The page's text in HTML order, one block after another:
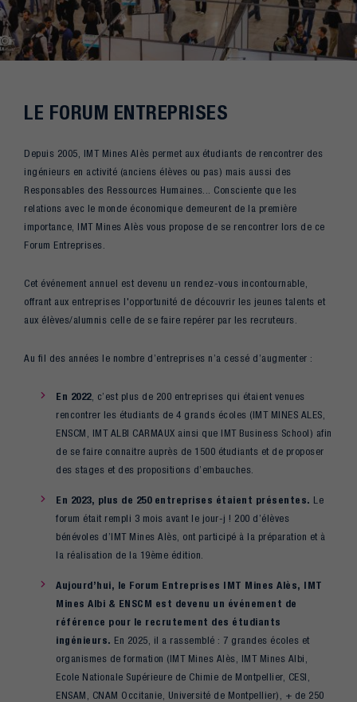
LE FORUM ENTREPRISES
Depuis 2005, IMT Mines Alès permet aux étudiants de rencontrer des
ingénieurs en activité (anciens élèves ou pas) mais aussi des
Responsables des Ressources Humaines... Consciente que les
relations avec le monde économique demeurent de la première
importance, IMT Mines Alès vous propose de se rencontrer lors de ce
Forum Entreprises.
Cet événement annuel est devenu un rendez-vous incontournable,
offrant aux entreprises l'opportunité de découvrir les jeunes talents et
aux élèves/alumnis celle de se faire repérer par les recruteurs.
Au fil des années le nombre d’entreprises n’a cessé d’augmenter :
En 2022, c’est plus de 200 entreprises qui étaient venues
rencontrer les étudiants de 4 grands écoles (IMT MINES ALES,
ENSCM, IMT ALBI CARMAUX ainsi que IMT Business School) afin
de se faire connaitre auprès de 1500 étudiants et de proposer
des stages et des propositions d’embauches.
En 2023, plus de 250 entreprises étaient présentes. Le
forum était rempli 3 mois avant le jour-j ! 200 d’élèves
bénévoles d’IMT Mines Alès, ont participé à la préparation et à
la réalisation de la 19ème édition.
Aujourd’hui, le Forum Entreprises IMT Mines Alès, IMT
Mines Albi & ENSCM est devenu un événement de
référence pour le recrutement des étudiants
ingénieurs. En 2025, il a rassemblé : 7 grandes écoles et
organismes de formation (IMT Mines Alès, IMT Mines Albi,
Ecole Nationale Supérieure de Chimie de Montpellier, CESI,
ENSAM, CNAM Occitanie, Université de Montpellier), + de 250